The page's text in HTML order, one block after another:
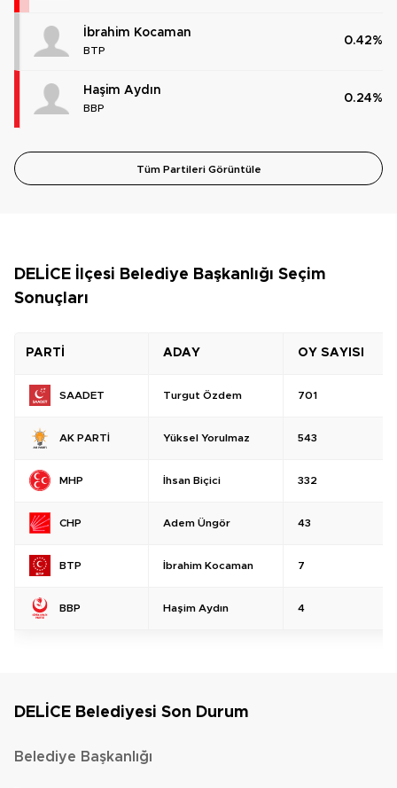
İbrahim Kocaman
BTP
0.42%
Haşim Aydın
BBP
0.24%
Tüm Partileri Görüntüle
DELİCE İlçesi Belediye Başkanlığı Seçim
Sonuçları
PARTİ ADAY OY SAYISI
SAADET Turgut Özdem 701
AK PARTİ Yüksel Yorulmaz 543
MHP İhsan Biçici 332
CHP Adem Üngör 43
BTP İbrahim Kocaman 7
BBP Haşim Aydın 4
DELİCE Belediyesi Son Durum
Belediye Başkanlığı